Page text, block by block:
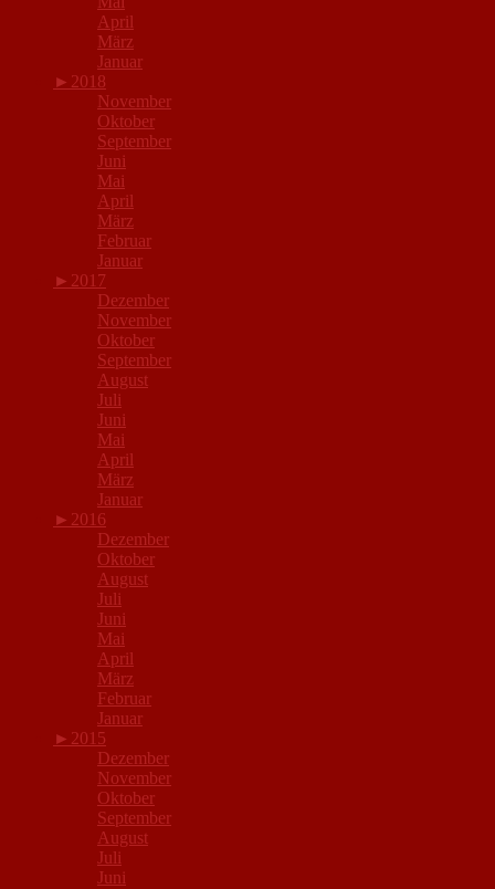
April
März
Januar
► 2018
November
Oktober
September
Juni
Mai
April
März
Februar
Januar
► 2017
Dezember
November
Oktober
September
August
Juli
Juni
Mai
April
März
Januar
► 2016
Dezember
Oktober
August
Juli
Juni
Mai
April
März
Februar
Januar
► 2015
Dezember
November
Oktober
September
August
Juli
Juni